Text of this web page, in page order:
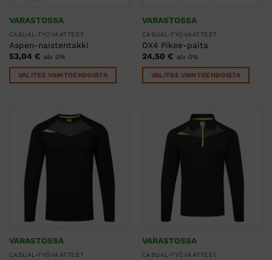
VARASTOSSA
CASUAL-TYÖVAATTEET
Aspen-naistentakki
53,04 € alv 0%
VALITSE VAIHTOEHDOISTA
useampi
muunnelma.
tehdä
valinnat
tuotteen
sivulla.
VARASTOSSA
CASUAL-TYÖVAATTEET
DX4 Pikee-paita
24,50 € alv 0%
VALITSE VAIHTOEHDOISTA
useampi
muunnelma.
tehdä
valinnat
tuotteen
VARASTOSSA
CASUAL-TYÖVAATTEET
VARASTOSSA
CASUAL-TYÖVAATTEET